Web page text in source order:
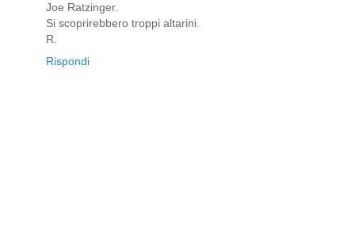
Joe Ratzinger.
Si scoprirebbero troppi altarini.
R.
Rispondi